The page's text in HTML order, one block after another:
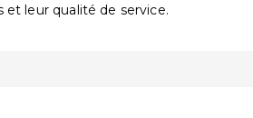
et leur qualité de service.